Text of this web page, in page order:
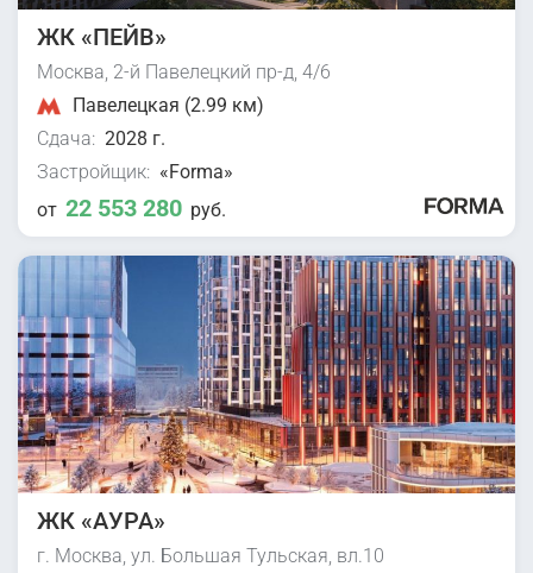
ЖК «ПЕЙВ»
Москва, 2-й Павелецкий пр-д, 4/6
Павелецкая (2.99 км)
Сдача: 2028 г.
Застройщик: «Forma»
от 22 553 280 руб.
ЖК «АУРА»
г. Москва, ул. Большая Тульская, вл.10